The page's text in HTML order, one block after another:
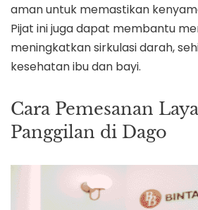
aman untuk memastikan
Pijat ini juga dapat membantu
meningkatkan sirkulasi darah,
kesehatan ibu dan bayi.
Cara Pemesanan
Panggilan di Dago